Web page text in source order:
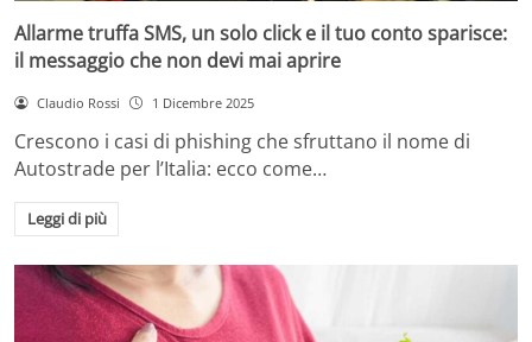
Allarme truffa SMS, un solo click e il tuo conto sparisce:
il messaggio che non devi mai aprire
Claudio Rossi 1 Dicembre 2025
Crescono i casi di phishing che sfruttano il nome di
Autostrade per l’Italia: ecco come…
Leggi di più